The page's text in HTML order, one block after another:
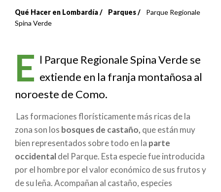
Sobrescribir
de
ayuda
a
la
navegación
Qué Hacer en Lombardía Parques
Parque Regionale
Spina Verde
E l Parque Regionale Spina Verde se
extiende en la franja montañosa al
noroeste de Como.
Las formaciones florísticamente más ricas de la
zona son los bosques de castaño, que están muy
bien representados sobre todo en la parte
occidentaldel Parque. Esta especie fue introducida
por el hombre por el valor económico de sus frutos y
de su leña. Acompañan al castaño, especies